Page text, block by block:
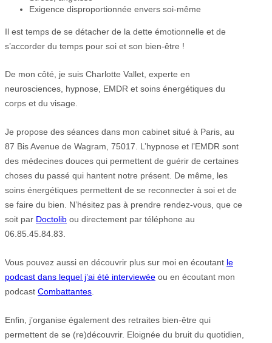
Exigence disproportionnée envers soi-même
Il est temps de se détacher de la dette émotionnelle et de
s’accorder du temps pour soi et son bien-être !
De mon côté, je suis Charlotte Vallet, experte en
neurosciences, hypnose, EMDR et soins énergétiques du
corps et du visage.
Je propose des séances dans mon cabinet situé à Paris, au
87 Bis Avenue de Wagram, 75017. L’hypnose et l’EMDR sont
des médecines douces qui permettent de guérir de certaines
choses du passé qui hantent notre présent. De même, les
soins énergétiques permettent de se reconnecter à soi et de
se faire du bien. N’hésitez pas à prendre rendez-vous, que ce
soit par Doctolib ou directement par téléphone au
06.85.45.84.83.
Vous pouvez aussi en découvrir plus sur moi en écoutant le
podcast dans lequel j’ai été interviewée ou en écoutant mon
podcast Combattantes
Enfin, j’organise également des retraites bien-être qui
permettent de se (re)découvrir. Eloignée du bruit du quotidien,